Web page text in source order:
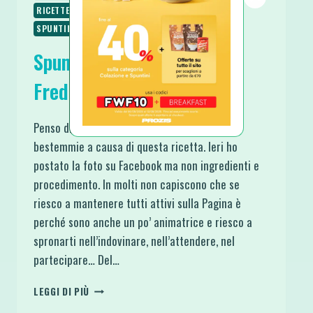
RICETTE VEGANE
SPUNTINI E SNACKS
TRUCCHI IN CUCINA
Spumone al Caffè Crema
Fredda a Zero Calorie
Penso di aver ottenuto una buona dose di
bestemmie a causa di questa ricetta. Ieri ho
postato la foto su Facebook ma non ingredienti e
procedimento. In molti non capiscono che se
riesco a mantenere tutti attivi sulla Pagina è
perché sono anche un po’ animatrice e riesco a
spronarti nell’indovinare, nell’attendere, nel
partecipare… Del…
LEGGI DI PIÙ SPUMONE